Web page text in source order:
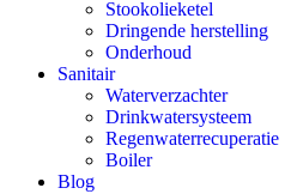
Stookolieketel
Dringende herstelling
Onderhoud
Sanitair
Waterverzachter
Drinkwatersysteem
Regenwaterrecuperatie
Boiler
Blog